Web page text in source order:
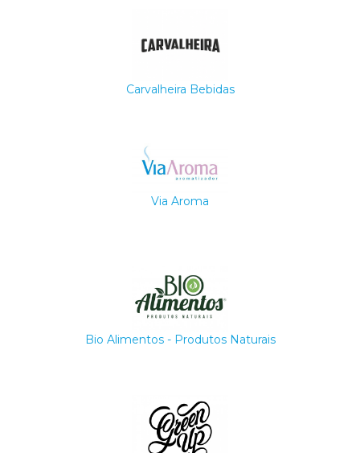
Carvalheira Bebidas
Via Aroma
Bio Alimentos - Produtos Naturais